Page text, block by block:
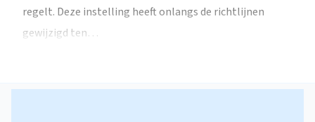
regelt. Deze instelling heeft onlangs de richtlijnen
gewijzigd ten…